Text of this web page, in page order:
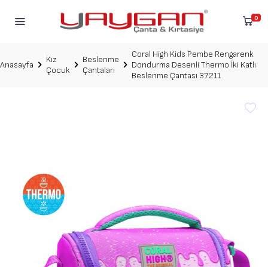
0
Anasayfa
Kız
Çocuk
Beslenme
Çantaları
Coral High Kids Pembe Rengarenk
Dondurma Desenli Thermo İki Katlı
Beslenme Çantası 37211